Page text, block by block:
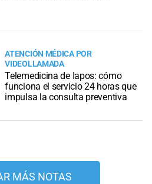
ATENCIÓN MÉDICA POR
VIDEOLLAMADA
Telemedicina de Iapos: cómo
funciona el servicio 24 horas que
impulsa la consulta preventiva
MÁS NOTAS